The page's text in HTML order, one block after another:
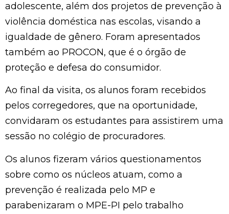
adolescente, além dos projetos de prevenção à
violência doméstica nas escolas, visando a
igualdade de gênero. Foram apresentados
também ao PROCON, que é o órgão de
proteção e defesa do consumidor.
Ao final da visita, os alunos foram recebidos
pelos corregedores, que na oportunidade,
convidaram os estudantes para assistirem uma
sessão no colégio de procuradores.
Os alunos fizeram vários questionamentos
sobre como os núcleos atuam, como a
prevenção é realizada pelo MP e
parabenizaram o MPE-PI pelo trabalho